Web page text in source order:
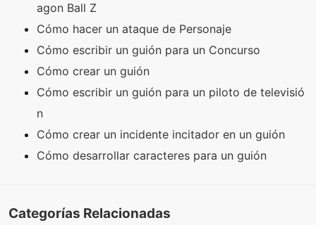
agon Ball Z
Cómo hacer un ataque de Personaje
Cómo escribir un guión para un Concurso
Cómo crear un guión
Cómo escribir un guión para un piloto de televisió
n
Cómo crear un incidente incitador en un guión
Cómo desarrollar caracteres para un guión
Categorías Relacionadas